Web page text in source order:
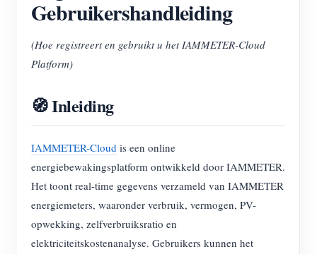
Gebruikershandleiding
(Hoe registreert en gebruikt u het IAMMETER-Cloud
Platform)
🧭 Inleiding
IAMMETER-Cloud is een online
energiebewakingsplatform ontwikkeld door IAMMETER.
Het toont real-time gegevens verzameld van IAMMETER
energiemeters, waaronder verbruik, vermogen, PV-
opwekking, zelfverbruiksratio en
elektriciteitskostenanalyse. Gebruikers kunnen het